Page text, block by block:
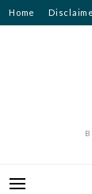
Ga
naar
Home